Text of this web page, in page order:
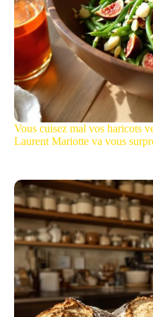
Vous cuisez mal vos haricots
Laurent Mariotte va vous